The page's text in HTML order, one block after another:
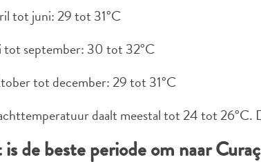
tot juni: 29 tot 31°C
tot september: 30 tot 32°C
tot december: 29 tot 31°C
daalt meestal tot 24 tot
de beste periode om naar